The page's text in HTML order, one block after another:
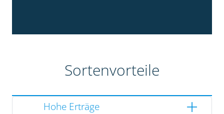
Sortenvorteile
Hohe Erträge